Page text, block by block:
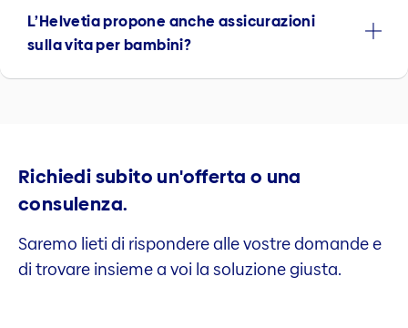
L’Helvetia propone anche assicurazioni
sulla vita per bambini?
Richiedi subito un'offerta o una
consulenza.
Saremo lieti di rispondere alle vostre domande e
di trovare insieme a voi la soluzione giusta.